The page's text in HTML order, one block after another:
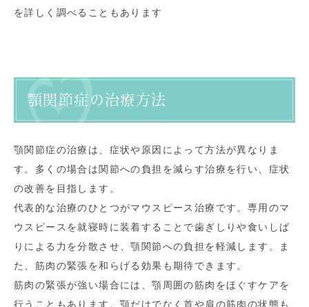
を詳しく調べることもあります
顎関節症の治療方法
顎関節症の治療は、症状や原因によって方法が異なりま
す。多くの場合は関節への負担を減らす治療を行い、症状
の改善を目指します。
代表的な治療のひとつがマウスピース治療です。専用のマ
ウスピースを就寝時に装着することで歯ぎしりや食いしば
りによる力を分散させ、顎関節への負担を軽減します。ま
た、筋肉の緊張を和らげる効果も期待できます。
筋肉の緊張が強い場合には、顎周囲の筋肉をほぐすケアを
行うこともあります。顎だけでなく首や肩の筋肉の状態も